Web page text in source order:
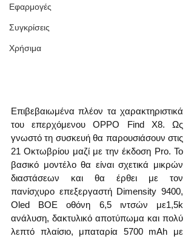
Εφαρμογές
Συγκρίσεις
Χρήσιμα
Επιβεβαιωμένα πλέον τα χαρακτηριστικά
του επερχόμενου OPPO Find X8. Ως
γνωστό τη συσκευή θα παρουσιάσουν στις
21 Οκτωβρίου μαζί με την έκδοση Pro. Το
βασικό μοντέλο θα είναι σχετικά μικρών
διαστάσεων και θα έρθει με τον
πανίσχυρο επεξεργαστή Dimensity 9400,
Oled BOE οθόνη 6,5 ιντσών με1,5k
ανάλυση, δακτυλικό αποτύπωμα και πολύ
λεπτό πλαίσιο, μπαταρία 5700 mAh με